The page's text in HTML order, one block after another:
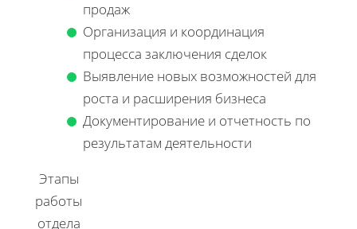
продаж
Организация и координация
процесса заключения сделок
Выявление новых возможностей для
роста и расширения бизнеса
Документирование и отчетность по
результатам деятельности
Этапы
работы
отдела